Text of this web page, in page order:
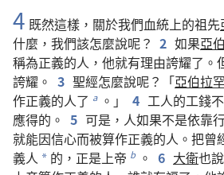
4 既然這樣 ， 關於我們血統上的祖先
什麼 ， 我們該怎麼說呢？ 2 如果亞
稱為正義的人 ， 他就有理由誇耀了 。
誇耀 。 3 聖經怎麼說呢？「亞伯拉罕
作正義的人了 a 。」 4 工人的工錢不
應得的 。 5 可是 ， 人如果不是依靠
就能因信心而被算作正義的人 。 把曾
義人 * 的 ， 正是上帝 b 。 6 大衛也說